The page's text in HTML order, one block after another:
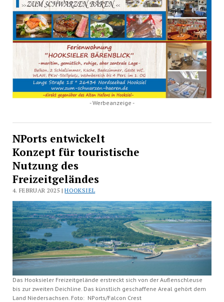
- Werbeanzeige -
NPorts entwickelt
Konzept für touristische
Nutzung des
Freizeitgeländes
4. FEBRUAR 2025 |HOOKSIEL
Das Hooksieler Freizeitgelände erstreckt sich von der Außenschleuse
bis zur zweiten Deichline. Das künstlich geschaffene Areal gehört dem
Land Niedersachsen. Foto: NPorts/Falcon Crest